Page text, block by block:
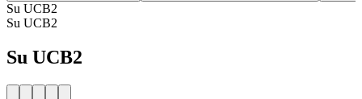
Su UCB2
Su UCB2
Su UCB2